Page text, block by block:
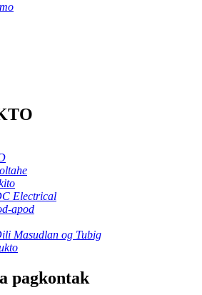
Electrical
apod
Masudlan og Tubig
pagkontak